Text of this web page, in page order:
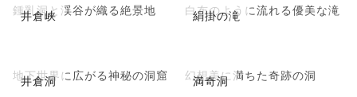
井倉峡
鍾乳洞と渓谷が織る絶景地 絹掛の滝
白布のように流れる優美な滝
井倉洞
地下世界に広がる神秘の洞窟 満奇洞
幻想美に満ちた奇跡の洞